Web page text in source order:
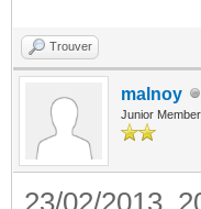
Trouver
malnoy
Junior Member
23/02/2013,